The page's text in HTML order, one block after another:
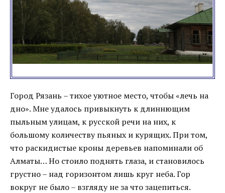
Город Рязань – тихое уютное место, чтобы «лечь на
дно». Мне удалось привыкнуть к длиннющим
пыльным улицам, к русской речи на них, к
большому количеству пьяных и курящих. При том,
что раскидистые кроны деревьев напоминали об
Алматы… Но стоило поднять глаза, и становилось
грустно – над горизонтом лишь круг неба. Гор
вокруг не было – взгляду не за что зацепиться.